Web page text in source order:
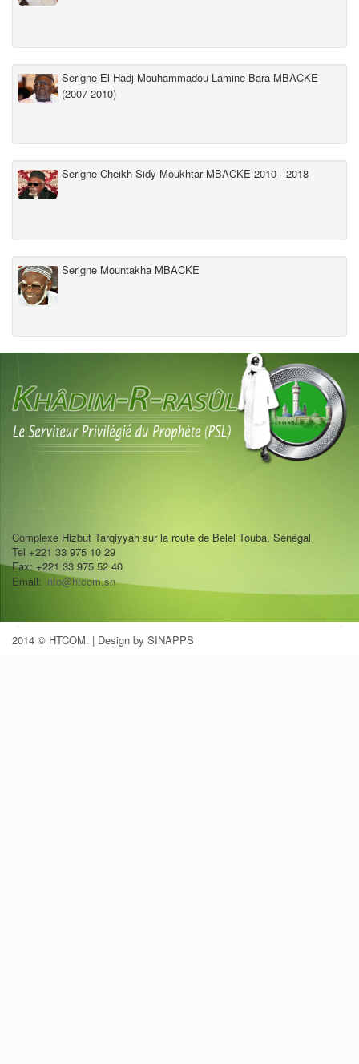
Serigne El Hadj Mouhammadou Lamine Bara MBACKE
(2007 2010)
Serigne Cheikh Sidy Moukhtar MBACKE 2010 - 2018
Serigne Mountakha MBACKE
Complexe Hizbut Tarqiyyah sur la route de Belel Touba, Sénégal
Tel +221 33 975 10 29
Fax: +221 33 975 52 40
Email: info@htcom.sn
2014 © HTCOM. | Design by SINAPPS